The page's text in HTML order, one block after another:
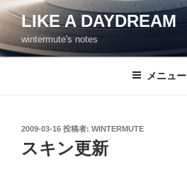
コ
テ
ン
LIKE A DAYDREAM
wintermute's notes
メニュー
投
稿
日:
2009-03-16 投稿者: WINTERMUTE
スキン更新